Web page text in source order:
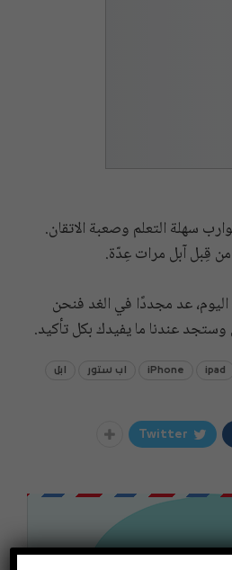
سهلة التعلم وصعبة الاتقان.
من قِبل آبل مرات عِدّة.
عد مجددًا في الغد فنحن
عندنا ما يفيدك بكل تأكيد.
ipad
iPhone اب ستور ابل
Twitter